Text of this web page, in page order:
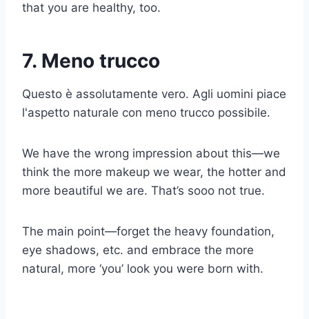
that you are healthy, too.
7. Meno trucco
Questo è assolutamente vero. Agli uomini piace
l'aspetto naturale con meno trucco possibile.
We have the wrong impression about this—we
think the more makeup we wear, the hotter and
more beautiful we are. That’s sooo not true.
The main point—forget the heavy foundation,
eye shadows, etc. and embrace the more
natural, more ‘you’ look you were born with.